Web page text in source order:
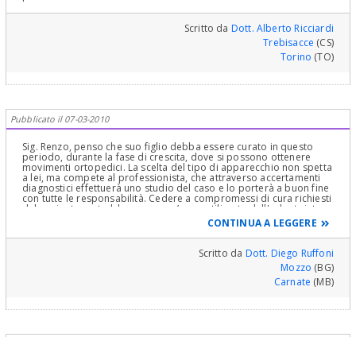
Scritto da Dott. Alberto Ricciardi
Trebisacce (CS)
Torino (TO)
Pubblicato il 07-03-2010
Sig. Renzo, penso che suo figlio debba essere curato in questo
periodo, durante la fase di crescita, dove si possono ottenere
movimenti ortopedici. La scelta del tipo di apparecchio non spetta
a lei, ma compete al professionista, che attraverso accertamenti
diagnostici effettuerà uno studio del caso e lo porterà a buon fine
con tutte le responsabilità. Cedere a compromessi di cura richiesti
dal paziente, potrebbe essere un’arma utilizzata dall'odontoiatra
per non assumersi tutte le responsabilità.CONTINUA A LEGGERE
Scritto da Dott. Diego Ruffoni
Mozzo (BG)
Carnate (MB)